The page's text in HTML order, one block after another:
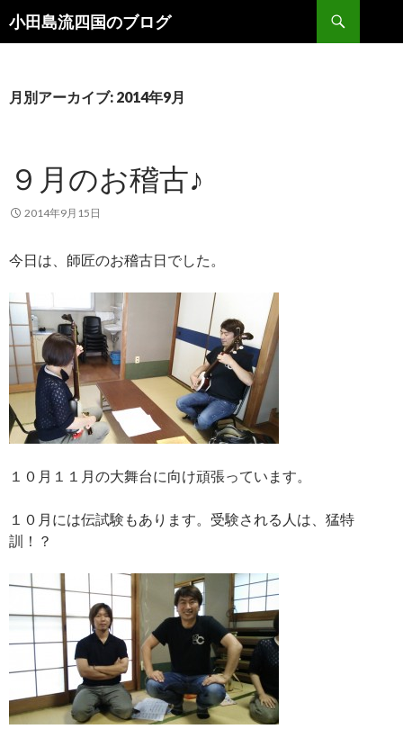
小田島流四国のブログ
検索
月別アーカイブ: 2014年9月
９月のお稽古♪
2014年9月15日
今日は、師匠のお稽古日でした。
１０月１１月の大舞台に向け頑張っています。
１０月には伝試験もあります。受験される人は、猛特
訓！？